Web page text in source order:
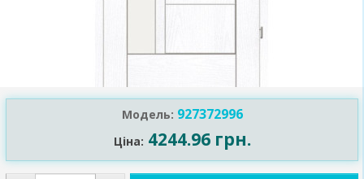
Модель: 927372996
Ціна: 4244.96 грн.